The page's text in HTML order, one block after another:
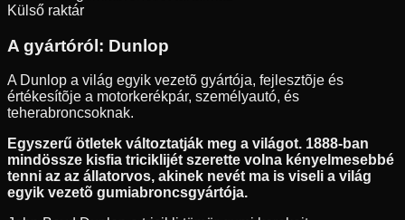
Külső raktár
A gyártóról: Dunlop
A Dunlop a világ egyik vezetõ gyártója, fejlesztõje és
értékesítõje a motorkerékpár, személyautó, és
teherabroncsoknak.
Egyszerű ötletek változtatják meg a világot. 1888-ban
mindössze kisfia triciklijét szerette volna kényelmesebbé
tenni az az állatorvos, akinek nevét ma is viseli a világ
egyik vezetõ gumiabroncsgyártója.